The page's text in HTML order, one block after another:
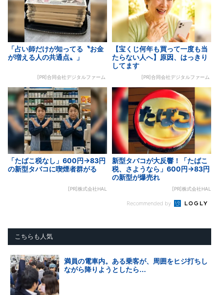
「占い師だけが知ってる〝お金
が増える人の共通点〟」
[PR]合同会社デジタルファーム
【宝くじ何年も買って一度も当
たらない人へ】原因、はっきり
してます
[PR]合同会社デジタルファーム
「たばこ税なし」600円→83円
の新型タバコに喫煙者群がる
[PR]株式会社HAL
新型タバコが大反響！「たばこ
税、さようなら」600円→83円
の新型が爆売れ
[PR]株式会社HAL
Recommended by
こちらも人気
満員の電車内。ある乗客が、周囲をヒジ打ちし
ながら降りようとしたら…